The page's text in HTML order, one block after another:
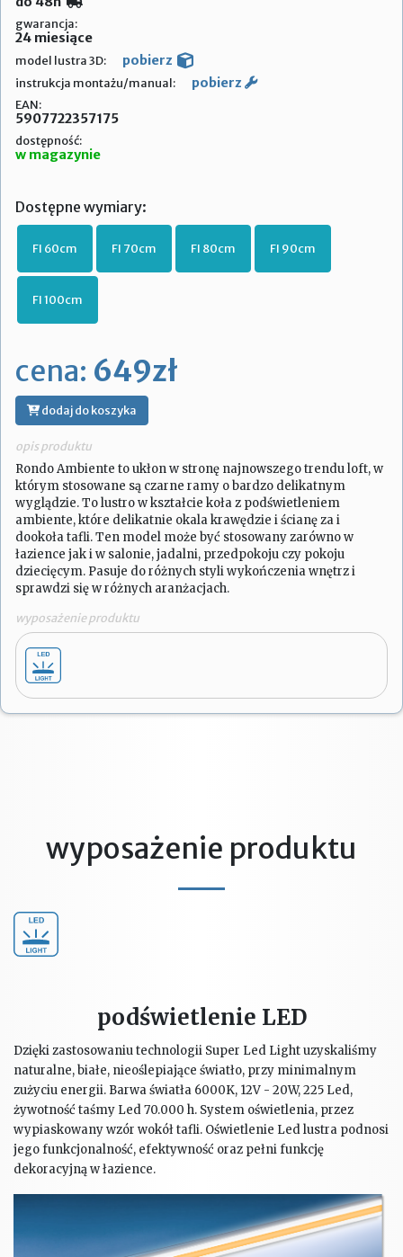
gwarancja:
24 miesiące
model lustra 3D: pobierz
instrukcja montażu/manual: pobierz
EAN:
5907722357175
dostępność:
w magazynie
Dostępne wymiary:
FI 60cm FI 70cm FI 80cm FI 90cm
FI 100cm
cena: 649zł
dodaj do koszyka
opis produktu
Rondo Ambiente to ukłon w stronę najnowszego trendu loft, w
którym stosowane są czarne ramy o bardzo delikatnym
wyglądzie. To lustro w kształcie koła z podświetleniem
ambiente, które delikatnie okala krawędzie i ścianę za i
dookoła tafli. Ten model może być stosowany zarówno w
łazience jak i w salonie, jadalni, przedpokoju czy pokoju
dziecięcym. Pasuje do różnych styli wykończenia wnętrz i
sprawdzi się w różnych aranżacjach.
wyposażenie produktu
wyposażenie produktu
podświetlenie LED
Dzięki zastosowaniu technologii Super Led Light uzyskaliśmy
naturalne, białe, nieoślepiające światło, przy minimalnym
zużyciu energii. Barwa światła 6000K, 12V - 20W, 225 Led,
żywotność taśmy Led 70.000 h. System oświetlenia, przez
wypiaskowany wzór wokół tafli. Oświetlenie Led lustra podnosi
jego funkcjonalność, efektywność oraz pełni funkcję
dekoracyjną w łazience.